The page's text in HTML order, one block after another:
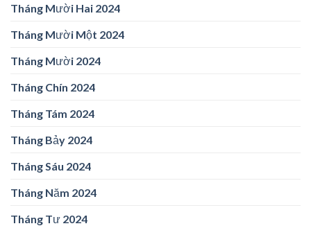
Tháng Mười Hai 2024
Tháng Mười Một 2024
Tháng Mười 2024
Tháng Chín 2024
Tháng Tám 2024
Tháng Bảy 2024
Tháng Sáu 2024
Tháng Năm 2024
Tháng Tư 2024